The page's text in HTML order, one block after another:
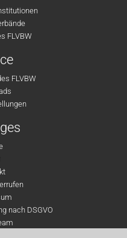
FLVBW
FLVBW
nach DSGVO